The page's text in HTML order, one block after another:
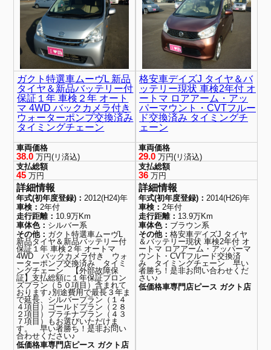
ガクト特選車ムーヴL 新品
タイヤ＆新品バッテリー付
保証１年 車検２年 オート
マ 4WD バックカメラ付き
ウォーターポンプ交換済み
タイミングチェーン
車両価格
38.0 万円(リ済込)
支払総額
45 万円
詳細情報
年式(初年度登録)： 2012(H24)年
車検： 2年付
走行距離： 10.9万Km
車体色： シルバー系
その他： ガクト特選車ムーヴL
新品タイヤ＆新品バッテリー付
保証１年 車検２年 オートマ
4WD バックカメラ付き ウォ
ーターポンプ交換済み タイミ
ングチェーン 【外部故障保
証】支払総額に１年保証ブロン
ズプラン（５０項目）含まれて
おります♪別途費用で最長３年ま
で延長、シルバープラン（１４
４項目）ゴールドプラン（２８
２項目）プラチナプラン（４３
７項目）もお選びいただけま
す。 早い者勝ち！是非お問い
合わせください♪
低価格車専門店ピース ガクト店
格安車デイズJ タイヤ＆バ
ッテリー現状 車検2年付 オ
ートマ ロアアーム・アッ
パーマウント・CVTフルー
ド交換済み タイミングチ
ェーン
車両価格
29.0万円(リ済込)
支払総額
36万円
詳細情報
年式(初年度登録)： 2014(H26)年
車検： 2年付
走行距離： 13.9万Km
車体色： ブラウン系
その他： 格安車デイズJ タイヤ
＆バッテリー現状 車検2年付 オ
ートマ ロアアーム・アッパーマ
ウント・CVTフルード交換済
み タイミングチェーン 早い
者勝ち！是非お問い合わせくだ
さい♪
低価格車専門店ピース ガクト店